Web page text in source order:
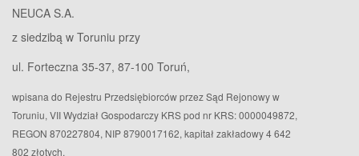
NEUCA S.A.
z siedzibą w Toruniu przy
ul. Forteczna 35-37, 87-100 Toruń,
wpisana do Rejestru Przedsiębiorców przez Sąd Rejonowy w
Toruniu, VII Wydział Gospodarczy KRS pod nr KRS: 0000049872,
REGON 870227804, NIP 8790017162, kapitał zakładowy 4 642
802 złotych.